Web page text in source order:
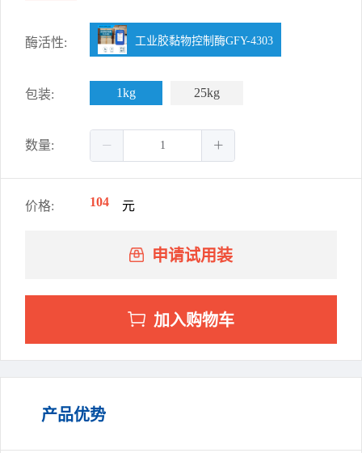
酶活性: 工业胶黏物控制酶GFY-4303
包装: 1kg 25kg
数量:
价格: 104 元
申请试用装
加入购物车
产品优势